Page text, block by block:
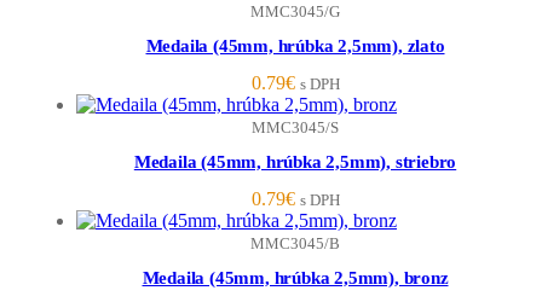
MMC3045/G
Medaila (45mm, hrúbka 2,5mm), zlato
0.79€ s DPH
MMC3045/S
Medaila (45mm, hrúbka 2,5mm), striebro
0.79€ s DPH
MMC3045/B
Medaila (45mm, hrúbka 2,5mm), bronz